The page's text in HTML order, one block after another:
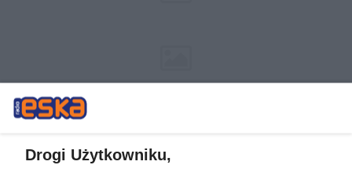
Drogi Użytkowniku,